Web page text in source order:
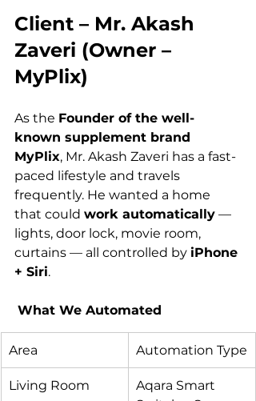
Client – Mr. Akash
Zaveri (Owner –
MyPlix)
As the Founder of the well-
known supplement brand
MyPlix, Mr. Akash Zaveri has a fast-
paced lifestyle and travels
frequently. He wanted a home
that could work automatically —
lights, door lock, movie room,
curtains — all controlled by iPhone
+ Siri.
What We Automated
Area Automation Type
Living Room
Aqara Smart